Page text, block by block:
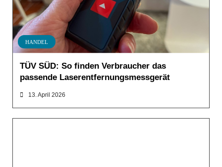
HANDEL
TÜV SÜD: So finden Verbraucher das
passende Laserentfernungsmessgerät
13. April 2026